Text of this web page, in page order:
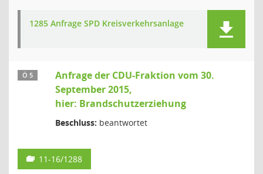
1285 Anfrage SPD Kreisverkehrsanlage
Ö 5
Anfrage der CDU-Fraktion vom 30.
September 2015,
hier: Brandschutzerziehung
Beschluss: beantwortet
11-16/1288